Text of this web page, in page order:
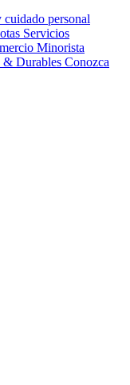
cuidado personal
Servicios
Minorista
& Durables Conozca